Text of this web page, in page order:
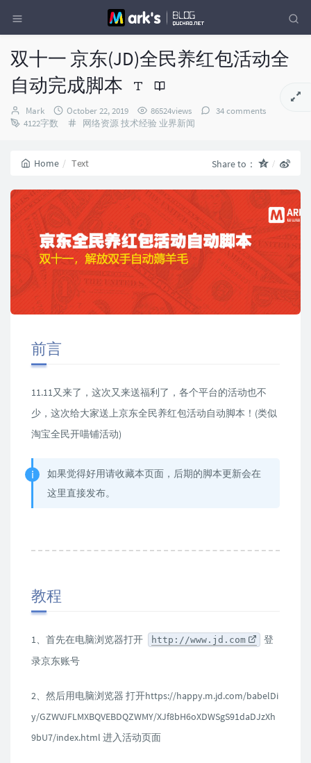
双十一 京东(JD)全民养红包活动全
自动完成脚本
Author：
Mark
发
布
October 22, 2019 86524views
34 comments
4122字数
Categories：
网络资源技术经验 业界新闻
Home Text Share to：
前言
11.11又来了，这次又来送福利了，各个平台的活动也不
少，这次给大家送上京东全民养红包活动自动脚本！(类似
淘宝全民开喵铺活动)
如果觉得好用请收藏本页面，后期的脚本更新会在
这里直接发布。
教程
1、首先在电脑浏览器打开 http://www.jd.com
登
录京东账号
2、然后用电脑浏览器 打开https://happy.m.jd.com/babelDi
y/GZWVJFLMXBQVEBDQZWMY/XJf8bH6oXDWSgS91daDJzXh
9bU7/index.html 进入活动页面